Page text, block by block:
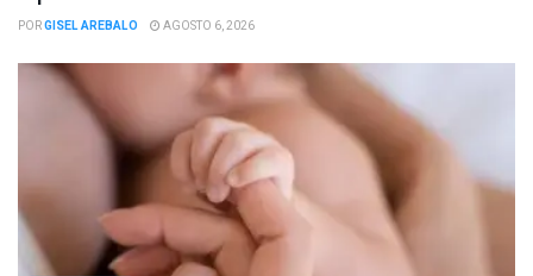
PORGISEL AREBALO AGOSTO 6, 2026